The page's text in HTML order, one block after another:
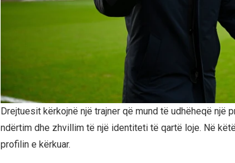
Drejtuesit kërkojnë një trajner që mund të udhëheqë një
ndërtim dhe zhvillim të një identiteti të qartë loje. Në
profilin e kërkuar.